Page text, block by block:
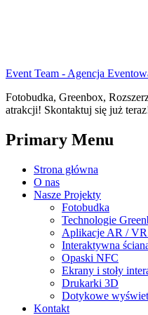
Event Team - Agencja
Fotobudka, Greenbox,
atrakcji! Skontaktuj się już
Primary Menu
Strona główna
O nas
Nasze Projekty
Fotobudka
Technologie
Aplikacje AR /
Interaktywna
Opaski NFC
Ekrany i stoły
Drukarki 3D
Dotykowe
Kontakt